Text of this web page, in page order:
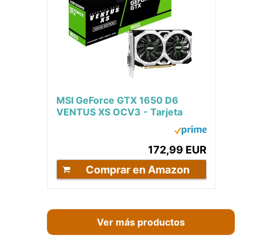
MSI GeForce GTX 1650 D6
VENTUS XS OCV3 - Tarjeta
172,99 EUR
Comprar en Amazon
Ver más productos